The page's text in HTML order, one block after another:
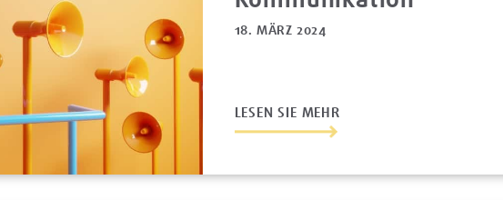
18. MÄRZ 2024
LESEN SIE MEHR